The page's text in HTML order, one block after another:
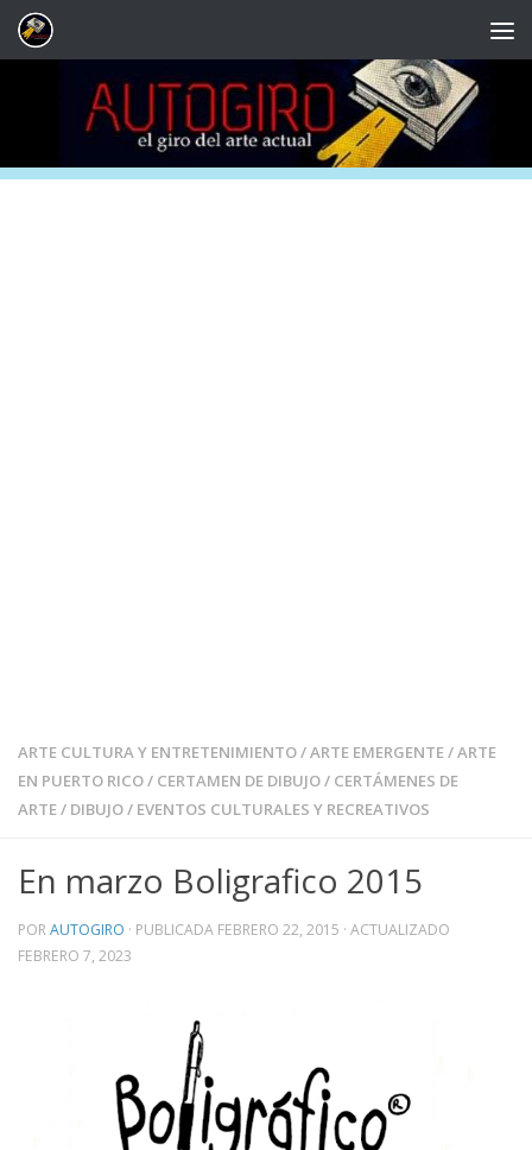
Saltar al contenido
ARTE CULTURA Y ENTRETENIMIENTO/ARTE EMERGENTE/ARTE
EN PUERTO RICO/ CERTAMEN DE DIBUJO/ CERTÁMENES DE
ARTE/ DIBUJO/ EVENTOS CULTURALES Y RECREATIVOS
En marzo Boligrafico 2015
PORAUTOGIRO · PUBLICADA FEBRERO 22, 2015 · ACTUALIZADO
FEBRERO 7, 2023